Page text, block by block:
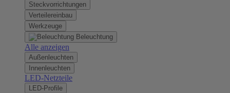
Steckvorrichtungen
Verteilereinbau
Werkzeuge
Beleuchtung
Alle anzeigen
Außenleuchten
Innenleuchten
LED-Netzteile
LED-Profile